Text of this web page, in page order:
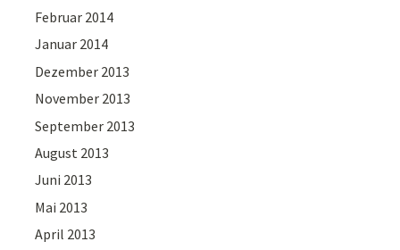
Februar 2014
Januar 2014
Dezember 2013
November 2013
September 2013
August 2013
Juni 2013
Mai 2013
April 2013